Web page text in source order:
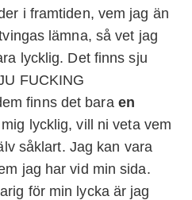
i framtiden, vem jag än
lämna, så vet jag
lycklig. Det finns sju
FUCKING
finns det bara en
lycklig, vill ni veta vem
såklart. Jag kan vara
jag har vid min sida.
för min lycka är jag